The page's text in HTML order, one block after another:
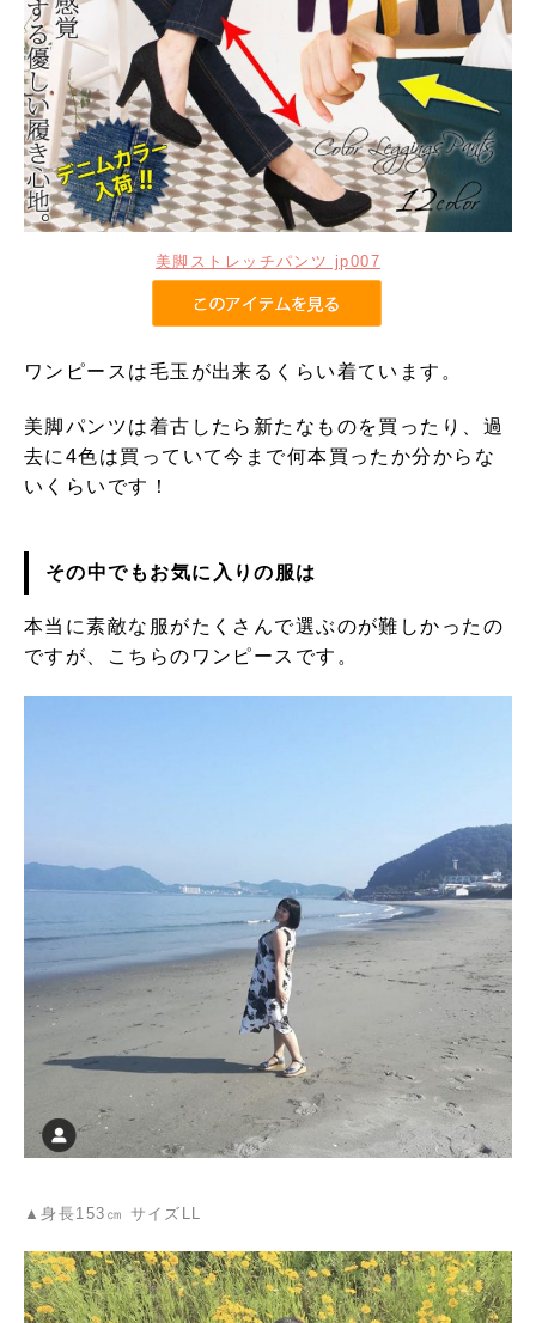
美脚ストレッチパンツ jp007
ワンピースは毛玉が出来るくらい着ています。
美脚パンツは着古したら新たなものを買ったり、過
去に4色は買っていて今まで何本買ったか分からな
いくらいです！
その中でもお気に入りの服は
本当に素敵な服がたくさんで選ぶのが難しかったの
ですが、こちらのワンピースです。
▲身長153㎝ サイズLL